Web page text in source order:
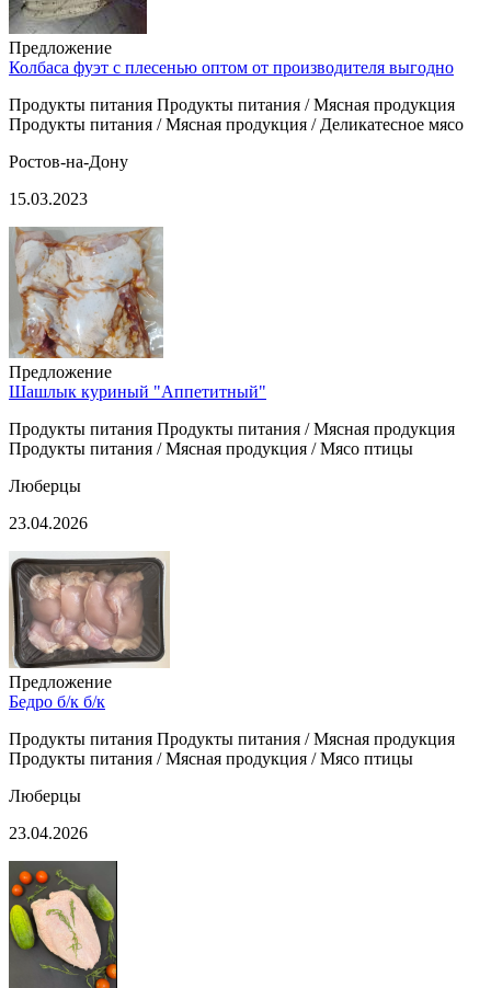
Предложение
Колбаса фуэт с плесенью оптом от производителя выгодно
Продукты питания Продукты питания / Мясная продукция
Продукты питания / Мясная продукция / Деликатесное мясо
Ростов-на-Дону
15.03.2023
Предложение
Шашлык куриный "Аппетитный"
Продукты питания Продукты питания / Мясная продукция
Продукты питания / Мясная продукция / Мясо птицы
Люберцы
23.04.2026
Предложение
Бедро б/к б/к
Продукты питания Продукты питания / Мясная продукция
Продукты питания / Мясная продукция / Мясо птицы
Люберцы
23.04.2026